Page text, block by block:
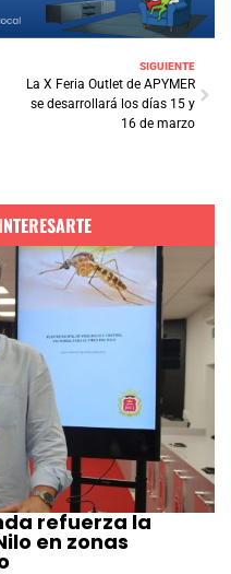
SIGUIENTE
La X Feria Outlet de APYMER
se desarrollará los días 15 y
16 de marzo
refuerza la
en zonas